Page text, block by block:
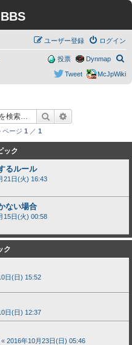
ログイン
ユーザー登録
索
Dynmap
投票
McJpWiki
Tweet
検索
ページ 1 ／ 1
ック
るルール
21日(火) 16:43
ない場合
15日(火) 00:58
ク
日(日) 15:52
日(日) 12:37
« 2016年10月23日(日) 05:46